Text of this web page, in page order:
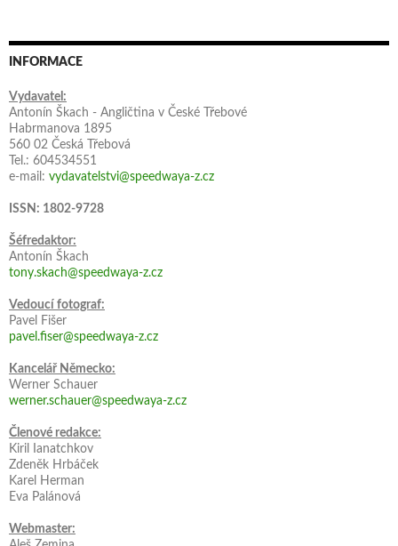
INFORMACE
Vydavatel:
Antonín Škach - Angličtina v České Třebové
Habrmanova 1895
560 02 Česká Třebová
Tel.: 604534551
e-mail: vydavatelstvi@speedwaya-z.cz
ISSN: 1802-9728
Šéfredaktor:
Antonín Škach
tony.skach@speedwaya-z.cz
Vedoucí fotograf:
Pavel Fišer
pavel.fiser@speedwaya-z.cz
Kancelář Německo:
Werner Schauer
werner.schauer@speedwaya-z.cz
Členové redakce:
Kiril Ianatchkov
Zdeněk Hrbáček
Karel Herman
Eva Palánová
Webmaster: